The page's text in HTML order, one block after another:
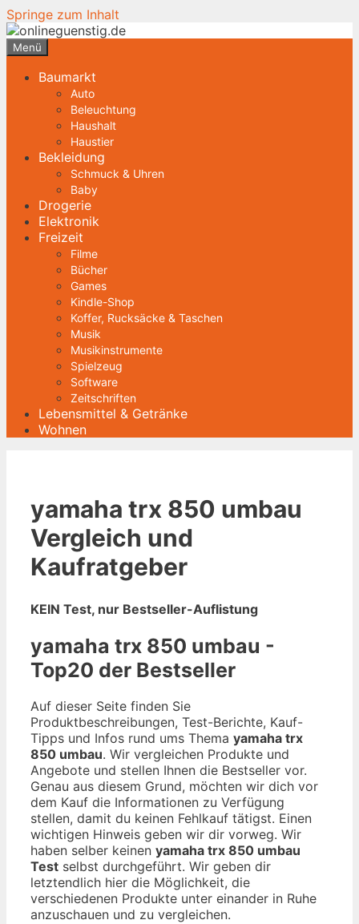
Springe zum Inhalt
Menü
Baumarkt
Auto
Beleuchtung
Haushalt
Haustier
Bekleidung
Schmuck & Uhren
Baby
Drogerie
Elektronik
Freizeit
Filme
Bücher
Games
Kindle-Shop
Koffer, Rucksäcke & Taschen
Musik
Musikinstrumente
Spielzeug
Software
Zeitschriften
Lebensmittel & Getränke
Wohnen
yamaha trx 850 umbau
Vergleich und
Kaufratgeber
KEIN Test, nur Bestseller-Auflistung
yamaha trx 850 umbau -
Top20 der Bestseller
Auf dieser Seite finden Sie
Produktbeschreibungen, Test-Berichte, Kauf-
Tipps und Infos rund ums Thema yamaha trx
850 umbau. Wir vergleichen Produkte und
Angebote und stellen Ihnen die Bestseller vor.
Genau aus diesem Grund, möchten wir dich vor
dem Kauf die Informationen zu Verfügung
stellen, damit du keinen Fehlkauf tätigst. Einen
wichtigen Hinweis geben wir dir vorweg. Wir
haben selber keinen yamaha trx 850 umbau
Test selbst durchgeführt. Wir geben dir
letztendlich hier die Möglichkeit, die
verschiedenen Produkte unter einander in Ruhe
anzuschauen und zu vergleichen.